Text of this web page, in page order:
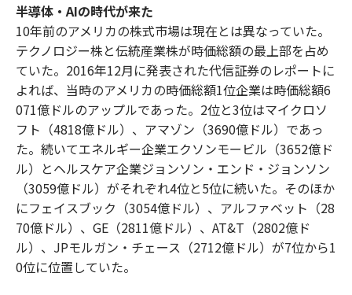
半導体・AIの時代が来た
10年前のアメリカの株式市場は現在とは異なっていた。
テクノロジー株と伝統産業株が時価総額の最上部を占め
ていた。2016年12月に発表された代信証券のレポートに
よれば、当時のアメリカの時価総額1位企業は時価総額6
071億ドルのアップルであった。2位と3位はマイクロソ
フト（4818億ドル）、アマゾン（3690億ドル）であっ
た。続いてエネルギー企業エクソンモービル（3652億ド
ル）とヘルスケア企業ジョンソン・エンド・ジョンソン
（3059億ドル）がそれぞれ4位と5位に続いた。そのほか
にフェイスブック（3054億ドル）、アルファベット（28
70億ドル）、GE（2811億ドル）、AT&T（2802億ド
ル）、JPモルガン・チェース（2712億ドル）が7位から1
0位に位置していた。